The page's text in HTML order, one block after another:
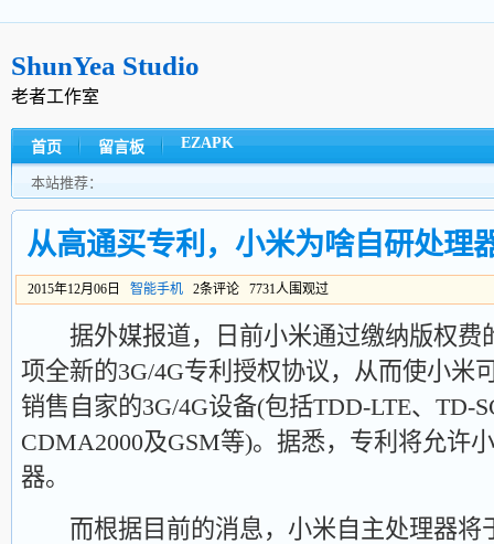
ShunYea Studio
老者工作室
首页 留言板 EZAPK
本站推荐：
从高通买专利，小米为啥自研处理
2015年12月06日 智能手机 2条评论 7731人围观过
据外媒报道，日前小米通过缴纳版权费
项全新的3G/4G专利授权协议，从而使小米
销售自家的3G/4G设备(包括TDD-LTE、TD-
CDMA2000及GSM等)。据悉，专利将允许
器。
而根据目前的消息，小米自主处理器将